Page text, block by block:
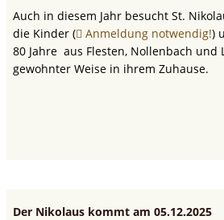
Auch in diesem Jahr besucht St.
die Kinder (
Anmeldung notwendig!)
80 Jahre aus Flesten, Nollenbach und
gewohnter Weise in ihrem Zuhause.
Der Nikolaus kommt am 05.12.2025